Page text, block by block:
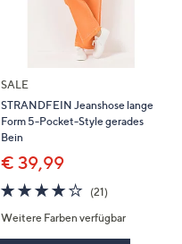
SALE
STRANDFEIN Jeanshose lange
Form 5-Pocket-Style gerades
Bein
€ 39,99
4.1
von
5
(21)
Weitere Farben verfügbar